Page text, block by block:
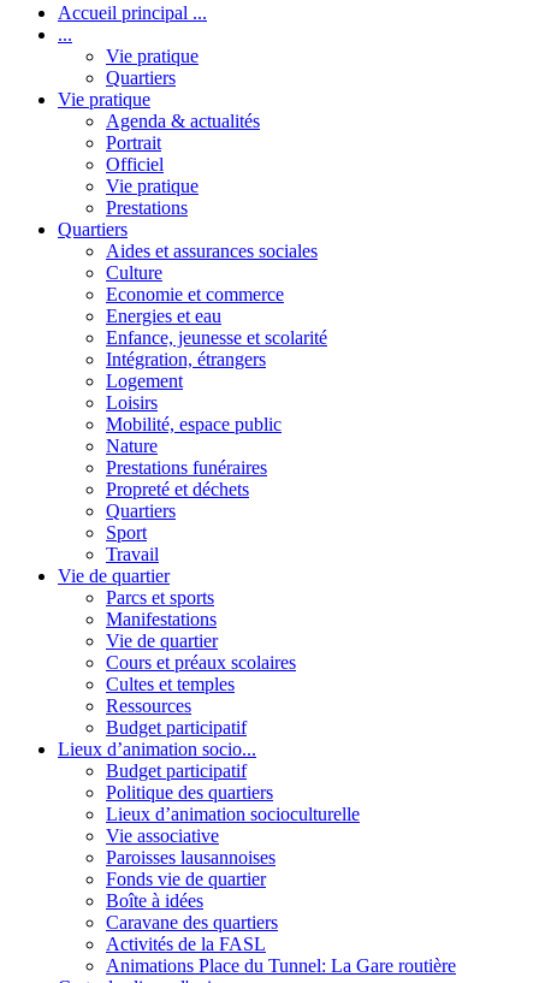
Accueil principal ...
...
Vie pratique
Quartiers
Vie pratique
Agenda & actualités
Portrait
Officiel
Vie pratique
Prestations
Quartiers
Aides et assurances sociales
Culture
Economie et commerce
Energies et eau
Enfance, jeunesse et scolarité
Intégration, étrangers
Logement
Loisirs
Mobilité, espace public
Nature
Prestations funéraires
Propreté et déchets
Quartiers
Sport
Travail
Vie de quartier
Parcs et sports
Manifestations
Vie de quartier
Cours et préaux scolaires
Cultes et temples
Ressources
Budget participatif
Lieux d’animation socio...
Budget participatif
Politique des quartiers
Lieux d’animation socioculturelle
Vie associative
Paroisses lausannoises
Fonds vie de quartier
Boîte à idées
Caravane des quartiers
Activités de la FASL
Animations Place du Tunnel: La Gare routière